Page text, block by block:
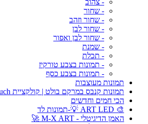
- צהוב
- שחור
- שחור וזהב
- שחור לבן
- שחור לבן ואפור
- שמנת
- תכלת
- תמונות בצבע טורקיז
- תמונות בצבע כסף
תמונות מעוצבות
תמונות קנבס במרקם בולט | קולקציית Art Touch
הכי חמים וחדשים
🎨 ART LED 💡-תמונות לד
האמן הדיגיטלי - M-X ART 🚀